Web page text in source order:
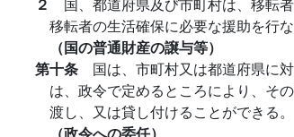
移転者の生活確保に必要な援助を行
（国の普通財産の譲与等）
第十条 国は、市町村又は都道府県に
は、政令で定めるところにより、そ
渡し、又は貸し付けることができる。